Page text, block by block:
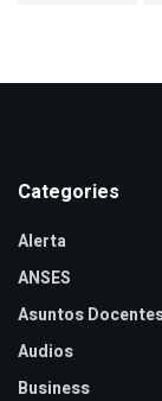
Categories
Alerta
ANSES
Asuntos
Audios
Business